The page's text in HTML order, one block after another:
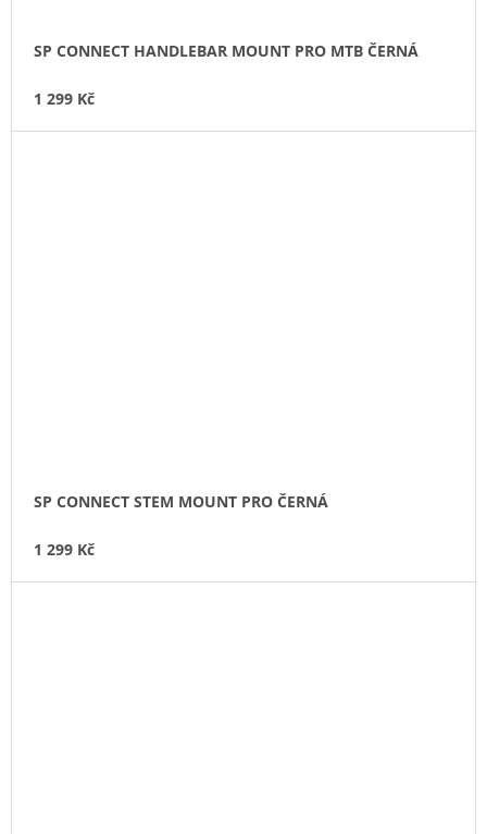
SP CONNECT HANDLEBAR MOUNT PRO MTB ČERNÁ
1 299 Kč
SP CONNECT STEM MOUNT PRO ČERNÁ
1 299 Kč